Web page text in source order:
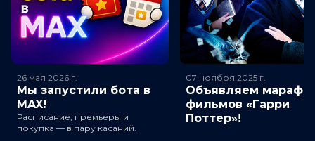
26 мая 2026 г.
Мы запустили бота в
MAX!
Расписание, премьеры и
покупка — в пару касаний.
07 ноября 2025 г.
Объявляем
фильмов «Гарри
Поттер»!